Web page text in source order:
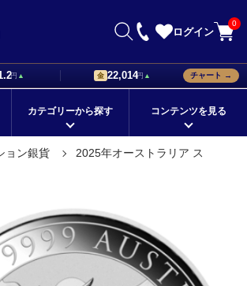
ログイン
0
円 ▲ 金 22,014円 ▲ チャート →
カテゴリーから探す コンテンツを見る
国から探す
コレクションに最適！
メ！ ★新着順すべての商品
イーグル銀貨
ドナルド・トランプ デザイン
コレクション銀貨
たい銀貨の
銀貨の値段はどう決まる？価格
ントとは
気が上がる
外国銀貨を集めて珍しい銀貨の
コレクションを作ろう
ョン銀貨 2025年オーストラリア ス